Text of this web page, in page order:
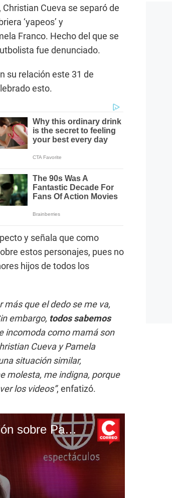
Cueva se separó de
‘yapeos’ y
Franco. Hecho del que se
fue denunciado.
su relación este 31 de
esto.
y señala que como
estos personajes, pues no
hijos de todos los
más que el dedo se me va,
embargo, todos sabemos
incomoda como mamá son
Cueva y Pamela
situación similar,
molesta, me indigna, porque
los videos”, enfatizó.
Rebeca Escribens da fuerte opinión sobre Pamela Franco